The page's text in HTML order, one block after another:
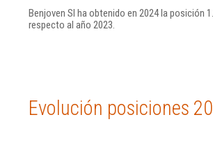
Benjoven Sl ha obtenido en 2024 la posición
respecto al año 2023.
Evolución posiciones